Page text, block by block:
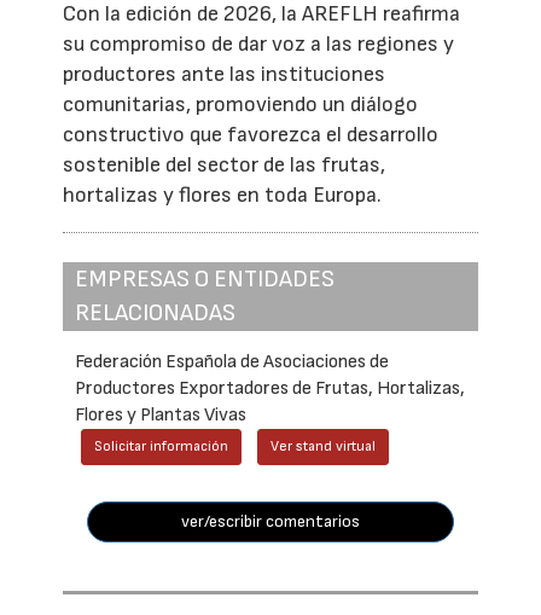
Con la edición de 2026, la AREFLH reafirma
su compromiso de dar voz a las regiones y
productores ante las instituciones
comunitarias, promoviendo un diálogo
constructivo que favorezca el desarrollo
sostenible del sector de las frutas,
hortalizas y flores en toda Europa.
EMPRESAS O ENTIDADES
RELACIONADAS
Federación Española de Asociaciones de
Productores Exportadores de Frutas, Hortalizas,
Flores y Plantas Vivas
Solicitar información Ver stand virtual
ver/escribir comentarios